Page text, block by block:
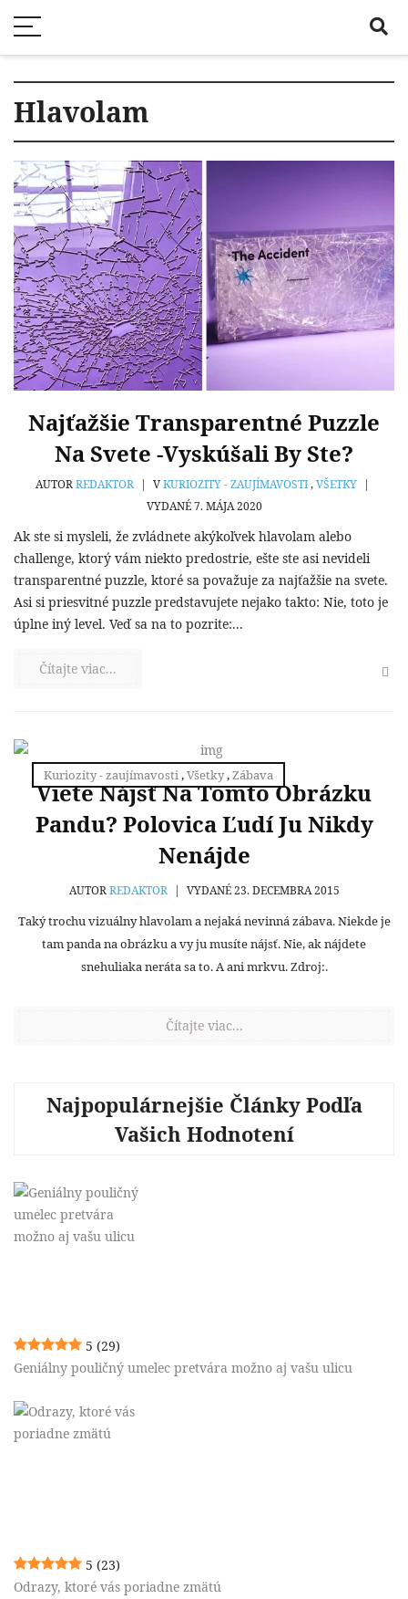
Hlavolam
Najťažšie Transparentné Puzzle
Na Svete -vyskúšali By Ste?
AUTORREDAKTOR | VKURIOZITY - ZAUJÍMAVOSTI,VŠETKY
|
VYDANÉ 7. MÁJA 2020
Ak ste si mysleli, že zvládnete akýkoľvek hlavolam alebo
challenge, ktorý vám niekto predostrie, ešte ste asi nevideli
transparentné puzzle, ktoré sa považuje za najťažšie na svete.
Asi si priesvitné puzzle predstavujete nejako takto: Nie, toto je
úplne iný level. Veď sa na to pozrite:...
Čítajte viac...
Kuriozity - zaujímavosti ,Všetky,Zábava
Viete Nájsť Na Tomto Obrázku
Pandu? Polovica Ľudí Ju Nikdy
Nenájde
AUTORREDAKTOR | VYDANÉ 23. DECEMBRA 2015
Taký trochu vizuálny hlavolam a nejaká nevinná zábava. Niekde je
tam panda na obrázku a vy ju musíte nájsť. Nie, ak nájdete
snehuliaka neráta sa to. A ani mrkvu. Zdroj:.
Čítajte viac...
Najpopulárnejšie Články Podľa
Vašich Hodnotení
5 (29)
Geniálny pouličný umelec pretvára možno aj vašu ulicu
5 (23)
Odrazy, ktoré vás poriadne zmätú